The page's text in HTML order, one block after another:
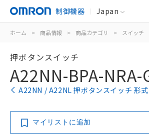
制御機器 Japan
ホーム > 商品情報 > 商品カテゴリ > スイッチ
押ボタンスイッチ
A22NN-BPA-NRA-
A22NN / A22NL 押ボタンスイッチ 形
マイリストに追加